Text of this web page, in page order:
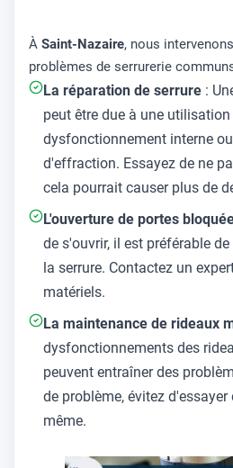
À Saint-Nazaire, nous
problèmes de serrurerie
La réparation de serrure :
peut être due à une
dysfonctionnement interne
d'effraction. Essayez de ne
cela pourrait causer plus de
L'ouverture de portes
de s'ouvrir, il est préférable
la serrure. Contactez un
matériels.
La maintenance de rideaux
dysfonctionnements des
peuvent entraîner des
de problème, évitez d'essayer
même.